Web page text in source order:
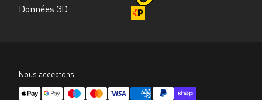
Données 3D
Nous acceptons